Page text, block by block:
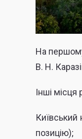
На
В. Н.
Інші
Київський
позицію);